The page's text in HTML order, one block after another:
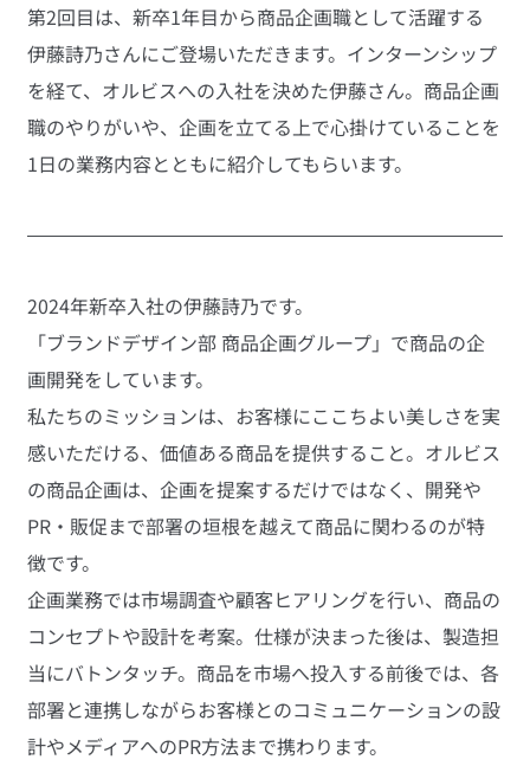
第2回目は、新卒1年目から商品企画職として活躍する
伊藤詩乃さんにご登場いただきます。インターンシップ
を経て、オルビスへの入社を決めた伊藤さん。商品企画
職のやりがいや、企画を立てる上で心掛けていることを
1日の業務内容とともに紹介してもらいます。
2024年新卒入社の伊藤詩乃です。
「ブランドデザイン部 商品企画グループ」で商品の企
画開発をしています。
私たちのミッションは、お客様にここちよい美しさを実
感いただける、価値ある商品を提供すること。オルビス
の商品企画は、企画を提案するだけではなく、開発や
PR・販促まで部署の垣根を越えて商品に関わるのが特
徴です。
企画業務では市場調査や顧客ヒアリングを行い、商品の
コンセプトや設計を考案。仕様が決まった後は、製造担
当にバトンタッチ。商品を市場へ投入する前後では、各
部署と連携しながらお客様とのコミュニケーションの設
計やメディアへのPR方法まで携わります。